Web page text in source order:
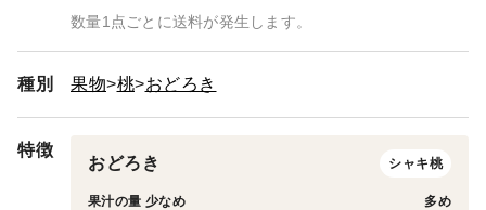
数量1点ごとに送料が発生します。
種別 果物 桃 おどろき
特徴
おどろき シャキ桃
果汁の量 少なめ 多め